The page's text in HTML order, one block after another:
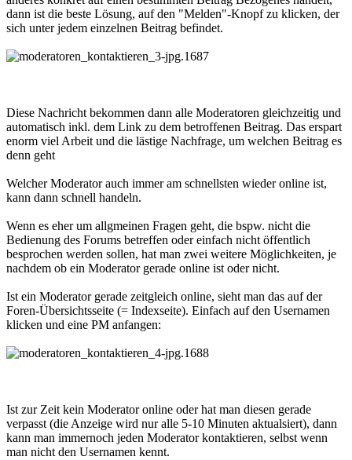
dann ist die beste Lösung, auf den "Melden"-Knopf zu klicken, der
sich unter jedem einzelnen Beitrag befindet.
Diese Nachricht bekommen dann alle Moderatoren gleichzeitig und
automatisch inkl. dem Link zu dem betroffenen Beitrag. Das erspart
enorm viel Arbeit und die lästige Nachfrage, um welchen Beitrag es
denn geht
Welcher Moderator auch immer am schnellsten wieder online ist,
kann dann schnell handeln.
Wenn es eher um allgmeinen Fragen geht, die bspw. nicht die
Bedienung des Forums betreffen oder einfach nicht öffentlich
besprochen werden sollen, hat man zwei weitere Möglichkeiten, je
nachdem ob ein Moderator gerade online ist oder nicht.
Ist ein Moderator gerade zeitgleich online, sieht man das auf der
Foren-Übersichtsseite (= Indexseite). Einfach auf den Usernamen
klicken und eine PM anfangen:
Ist zur Zeit kein Moderator online oder hat man diesen gerade
verpasst (die Anzeige wird nur alle 5-10 Minuten aktualsiert), dann
kann man immernoch jeden Moderator kontaktieren, selbst wenn
man nicht den Usernamen kennt.